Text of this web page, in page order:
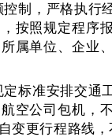
制，严格执行
按照规定程序
属单位、企业
标准安排交通
空公司包机，
变更行程路线